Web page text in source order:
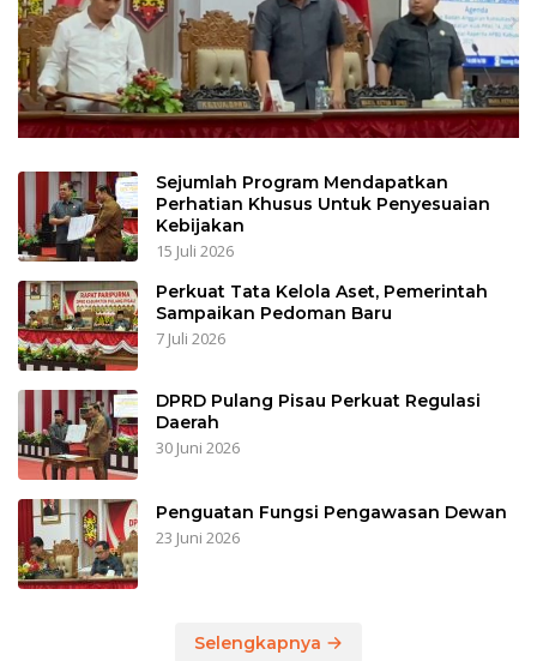
Sejumlah Program Mendapatkan
Perhatian Khusus Untuk Penyesuaian
Kebijakan
15 Juli 2026
Perkuat Tata Kelola Aset, Pemerintah
Sampaikan Pedoman Baru
7 Juli 2026
DPRD Pulang Pisau Perkuat Regulasi
Daerah
30 Juni 2026
Penguatan Fungsi Pengawasan Dewan
23 Juni 2026
Selengkapnya